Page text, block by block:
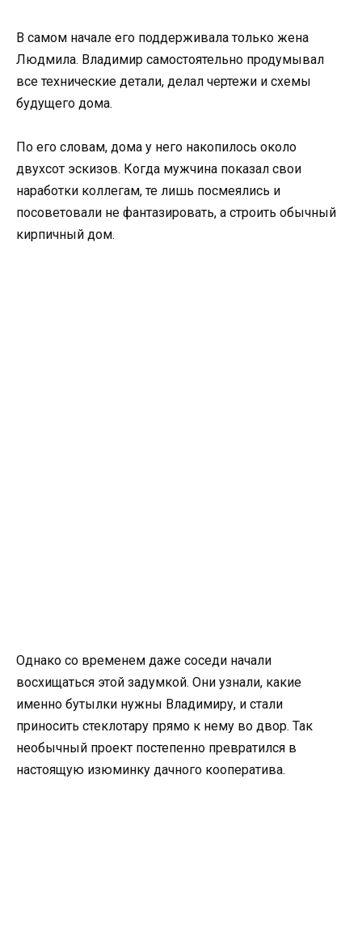
В самом начале его поддерживала только жена
Людмила. Владимир самостоятельно продумывал
все технические детали, делал чертежи и схемы
будущего дома.
По его словам, дома у него накопилось около
двухсот эскизов. Когда мужчина показал свои
наработки коллегам, те лишь посмеялись и
посоветовали не фантазировать, а строить обычный
кирпичный дом.
Однако со временем даже соседи начали
восхищаться этой задумкой. Они узнали, какие
именно бутылки нужны Владимиру, и стали
приносить стеклотару прямо к нему во двор. Так
необычный проект постепенно превратился в
настоящую изюминку дачного кооператива.